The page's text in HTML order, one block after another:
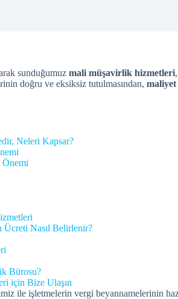
sunduğumuz mali müşavirlik hizmetleri
doğru ve eksiksiz tutulmasından, maliyet
Neleri Kapsar?
Nasıl Belirlenir?
Bürosu?
için Bize Ulaşın
ile işletmelerin vergi beyannamelerinin